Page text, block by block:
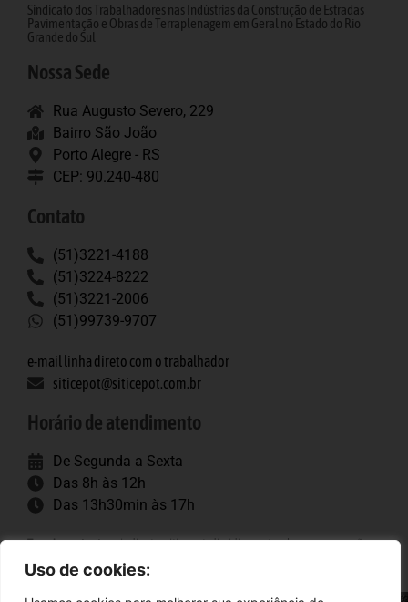
Uso de cookies:
Sindicato dos Trabalhadores nas Indústrias da Construção de Estradas
Pavimentação e Obras de Terraplenagem em Geral no Estado do Rio
Grande do Sul
Nossa Sede
Rua Augusto Severo, 229
Bairro São João
Porto Alegre - RS
CEP: 90.240-480
Contato
(51)3221-4188
(51)3224-8222
(51)3221-2006
(51)99739-9707
e-mail linha direto com o trabalhador
siticepot@siticepot.com.br
Horário de atendimento
De Segunda a Sexta
Das 8h às 12h
Das 13h30min às 17h
Tags importantes: sindicato, siticepot, dissidio, porto alegre, convenção